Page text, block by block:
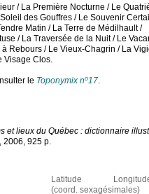
/ La Première Nocturne / Le
des Gouffres / Le Souvenir
Matin / La Terre de Médilhault /
/ La Traversée de la Nuit / Le
Rebours / Le Vieux-Chagrin / La
Visage Clos.
le Toponymix no17.
et lieux du Québec : dictionnaire
2006, 925 p.
Latitude
(coord. sexagésimales)